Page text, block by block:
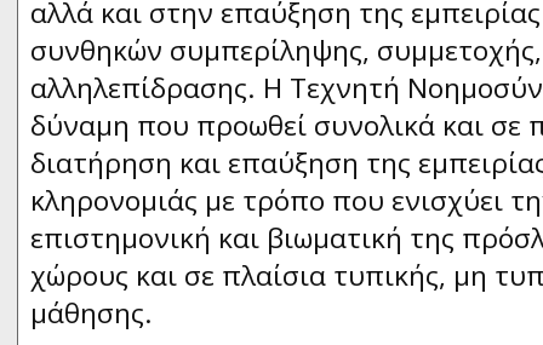
αλλά και στην επαύξηση της
συνθηκών συμπερίληψης,
αλληλεπίδρασης. Η Τεχνητή
δύναμη που προωθεί συνολικά και σε
διατήρηση και επαύξηση της
κληρονομιάς με τρόπο που ενισχύει
επιστημονική και βιωματική της
χώρους και σε πλαίσια τυπικής, μη
μάθησης.